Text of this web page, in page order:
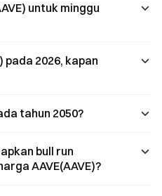
untuk minggu
pada 2026, kapan
tahun 2050?
bull run
AAVE(AAVE)?